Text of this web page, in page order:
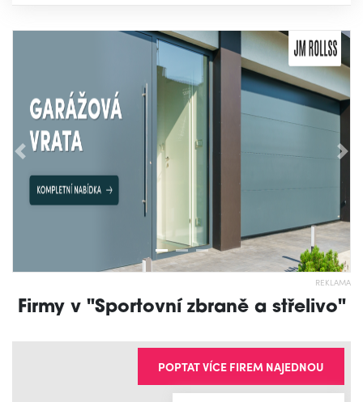
Předchozí
REKLAMA
Firmy v "Sportovní zbraně a střelivo"
POPTAT VÍCE FIREM NAJEDNOU